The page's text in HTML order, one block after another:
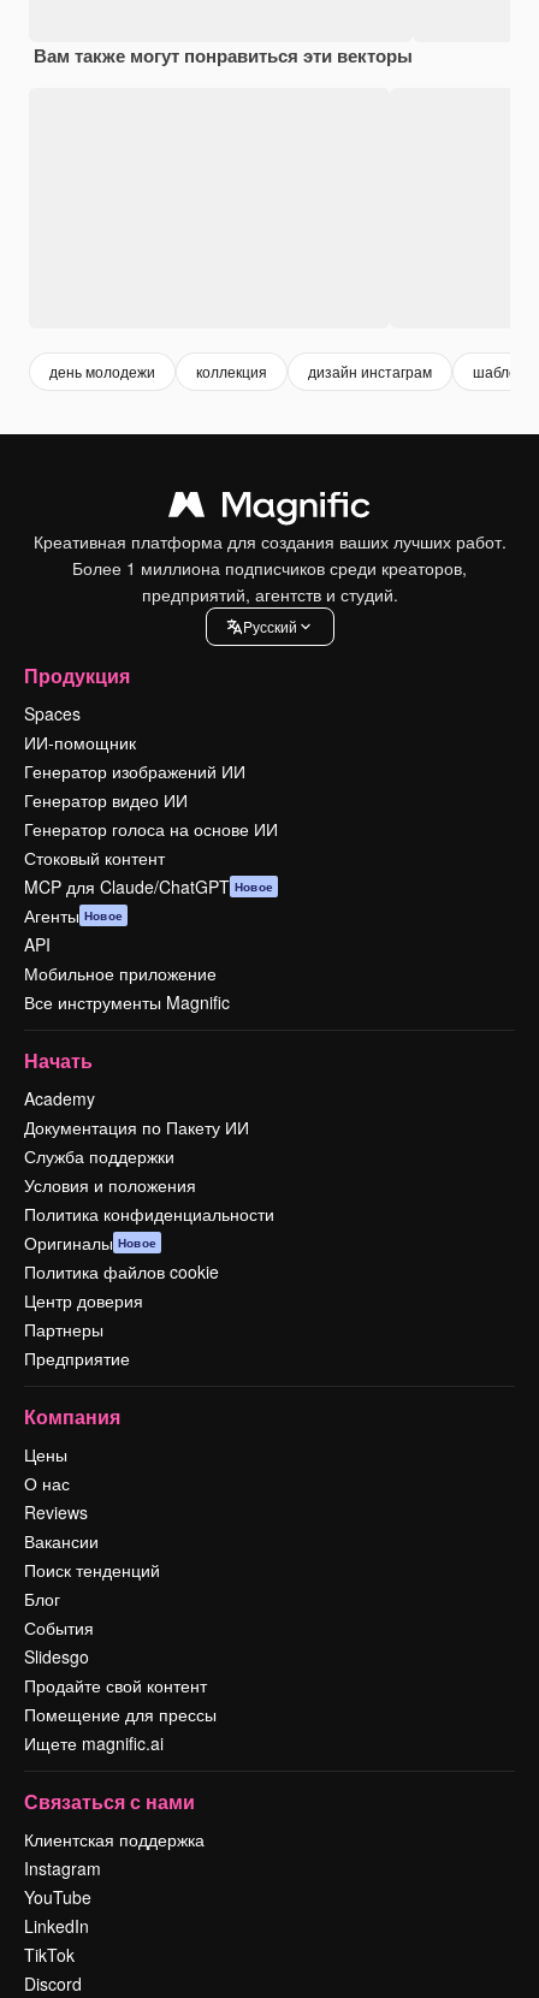
Вам также могут понравиться эти векторы
день молодежи коллекция дизайн инстаграм шаблон
Креативная платформа для создания ваших лучших работ.
Более 1 миллиона подписчиков среди креаторов,
предприятий, агентств и студий.
Pусский
Продукция
Spaces
ИИ-помощник
Генератор изображений ИИ
Генератор видео ИИ
Генератор голоса на основе ИИ
Стоковый контент
MCP для Claude/ChatGPT Новое
Агенты Новое
API
Мобильное приложение
Все инструменты Magnific
Начать
Academy
Документация по Пакету ИИ
Служба поддержки
Условия и положения
Политика конфиденциальности
Оригиналы Новое
Политика файлов cookie
Центр доверия
Партнеры
Предприятие
Компания
Цены
О нас
Reviews
Вакансии
Поиск тенденций
Блог
События
Slidesgo
Продайте свой контент
Помещение для прессы
Ищете magnific.ai
Связаться с нами
Клиентская поддержка
Instagram
YouTube
LinkedIn
TikTok
Discord